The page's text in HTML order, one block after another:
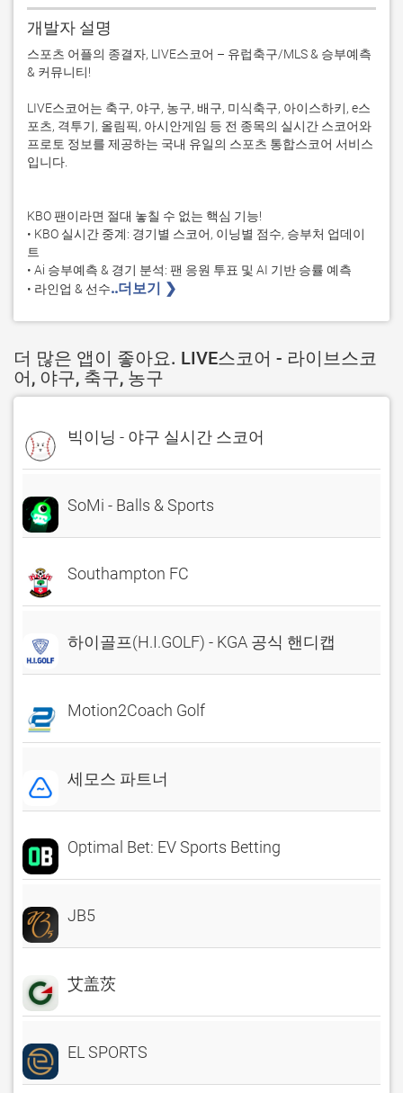
개발자 설명
스포츠 어플의 종결자, LIVE스코어 – 유럽축구/MLS & 승부예측
& 커뮤니티!
LIVE스코어는 축구, 야구, 농구, 배구, 미식축구, 아이스하키, e스
포츠, 격투기, 올림픽, 아시안게임 등 전 종목의 실시간 스코어와
프로토 정보를 제공하는 국내 유일의 스포츠 통합스코어 서비스
입니다.
KBO 팬이라면 절대 놓칠 수 없는 핵심 기능!
• KBO 실시간 중계: 경기별 스코어, 이닝별 점수, 승부처 업데이
트
• Ai 승부예측 & 경기 분석: 팬 응원 투표 및 AI 기반 승률 예측
• 라인업 & 선수..더보기 ❯
더 많은 앱이 좋아요. LIVE스코어 - 라이브스코
어, 야구, 축구, 농구
빅이닝 - 야구 실시간 스코어
SoMi - Balls & Sports
Southampton FC
하이골프(H.I.GOLF) - KGA 공식 핸디캡
Motion2Coach Golf
세모스 파트너
Optimal Bet: EV Sports Betting
JB5
艾盖茨
EL SPORTS